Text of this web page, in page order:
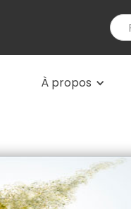
À propos